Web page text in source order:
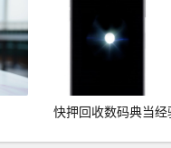
快押回收数码典当